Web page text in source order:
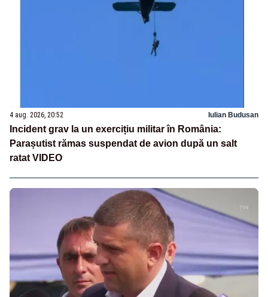
4 aug. 2026, 20:52 Iulian Budusan
Incident grav la un exercițiu militar în România:
Parașutist rămas suspendat de avion după un salt
ratat VIDEO